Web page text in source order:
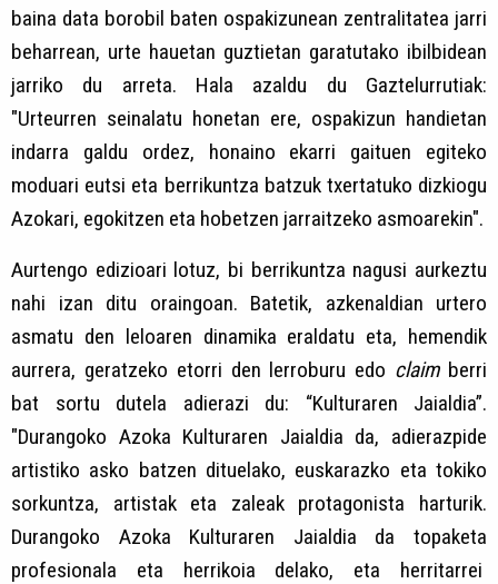
baina data borobil baten ospakizunean zentralitatea jarri
beharrean, urte hauetan guztietan garatutako ibilbidean
jarriko du arreta. Hala azaldu du Gaztelurrutiak:
"Urteurren seinalatu honetan ere, ospakizun handietan
indarra galdu ordez, honaino ekarri gaituen egiteko
moduari eutsi eta berrikuntza batzuk txertatuko dizkiogu
Azokari, egokitzen eta hobetzen jarraitzeko asmoarekin".
Aurtengo edizioari lotuz, bi berrikuntza nagusi aurkeztu
nahi izan ditu oraingoan. Batetik, azkenaldian urtero
asmatu den leloaren dinamika eraldatu eta, hemendik
aurrera, geratzeko etorri den lerroburu edo claimberri
bat sortu dutela adierazi du: “Kulturaren Jaialdia”.
"Durangoko Azoka Kulturaren Jaialdia da, adierazpide
artistiko asko batzen dituelako, euskarazko eta tokiko
sorkuntza, artistak eta zaleak protagonista harturik.
Durangoko Azoka Kulturaren Jaialdia da topaketa
profesionala eta herrikoia delako, eta herritarrei